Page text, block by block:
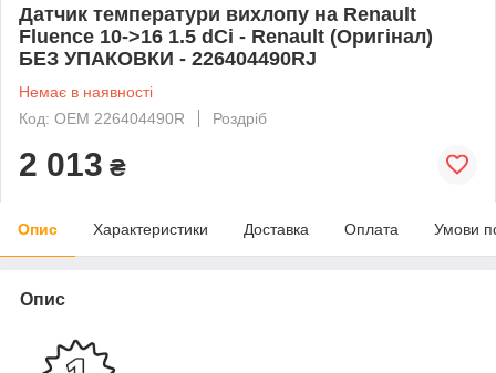
Датчик температури вихлопу на Renault
Fluence 10->16 1.5 dCi - Renault (Оригінал)
БЕЗ УПАКОВКИ - 226404490RJ
Немає в наявності
Код: OEM 226404490R
Роздріб
2 013 ₴
Опис Характеристики Доставка Оплата Умови
Опис